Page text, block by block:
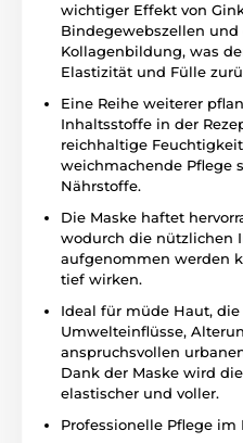
wichtiger Effekt von
Bindegewebszellen
Kollagenbildung, was
Elastizität und Fülle
Eine Reihe weiterer
Inhaltsstoffe in der
reichhaltige
weichmachende Pflege
Nährstoffe.
Die Maske haftet
wodurch die nützlichen
aufgenommen werden
tief wirken.
Ideal für müde Haut,
Umwelteinflüsse,
anspruchsvollen
Dank der Maske wird
elastischer und voller.
Professionelle Pflege im